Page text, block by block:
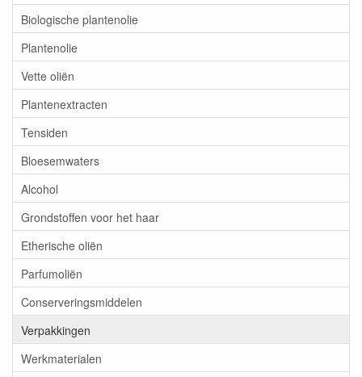
Biologische plantenolie
Plantenolie
Vette oliën
Plantenextracten
Tensiden
Bloesemwaters
Alcohol
Grondstoffen voor het haar
Etherische oliën
Parfumoliën
Conserveringsmiddelen
Verpakkingen
Werkmaterialen